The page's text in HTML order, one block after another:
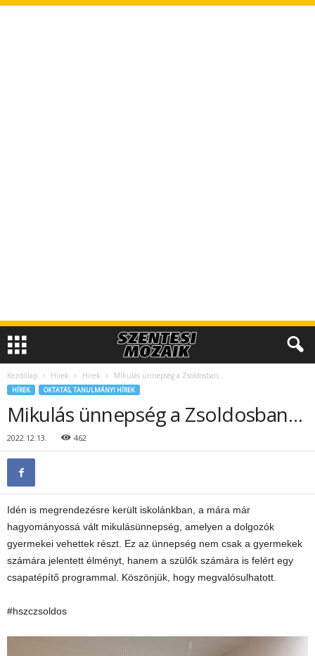
Kezdőlap Hírek Hírek Mikulás ünnepség a Zsoldosban…
HÍREK OKTATÁS, TANULMÁNYI HÍREK
Mikulás ünnepség a Zsoldosban…
2022.12.13. 462
Idén is megrendezésre került iskolánkban, a mára már
hagyományossá vált mikulásünnepség, amelyen a dolgozók
gyermekei vehettek részt. Ez az ünnepség nem csak a gyermekek
számára jelentett élményt, hanem a szülők számára is felért egy
csapatépítő programmal. Köszönjük, hogy megvalósulhatott.
#hszczsoldos